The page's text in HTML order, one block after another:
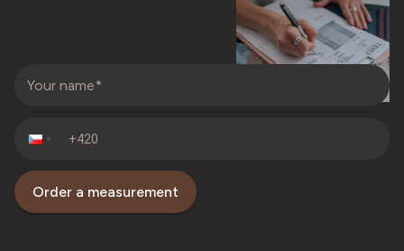
Order a measurement